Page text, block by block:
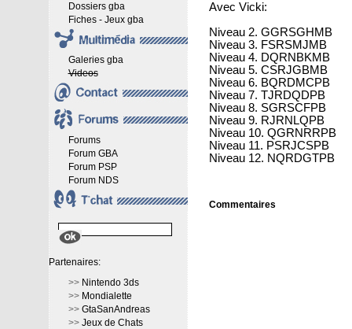
Dossiers gba
Fiches - Jeux gba
Galeries gba
Videos
Forums
Forum GBA
Forum PSP
Forum NDS
Partenaires:
>> Nintendo 3ds
>> Mondialette
>> GtaSanAndreas
>> Jeux de Chats
Avec Vicki:
Niveau 2. GGRSGHMB
Niveau 3. FSRSMJMB
Niveau 4. DQRNBKMB
Niveau 5. CSRJGBMB
Niveau 6. BQRDMCPB
Niveau 7. TJRDQDPB
Niveau 8. SGRSCFPB
Niveau 9. RJRNLQPB
Niveau 10. QGRNRRPB
Niveau 11. PSRJCSPB
Niveau 12. NQRDGTPB
Commentaires